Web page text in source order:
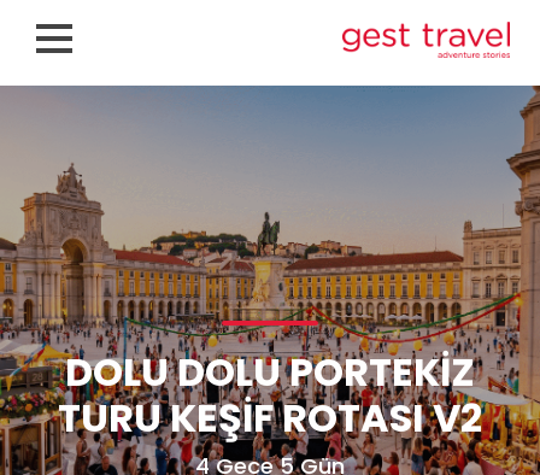
DOLU DOLU PORTEKIZ
TURU KEŞIF ROTASI V2
4 Gece 5 Gün